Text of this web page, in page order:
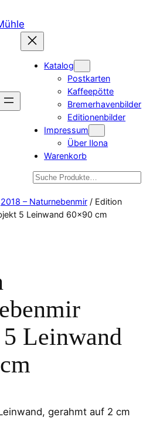
Katalog
Postkarten
Kaffeepötte
Bremerhavenbilder
Editionenbilder
Impressum
Über Ilona
Warenkorb
Suchen
2018 – Naturnebenmir/ Edition
5 Leinwand 60×90 cm
Leinwand
gerahmt auf 2 cm